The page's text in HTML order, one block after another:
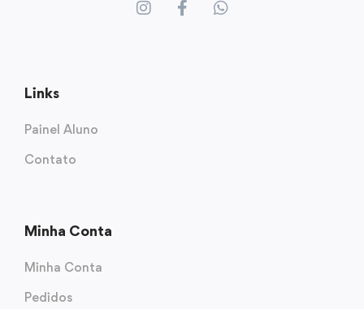
Links
Painel Aluno
Contato
Minha Conta
Minha Conta
Pedidos